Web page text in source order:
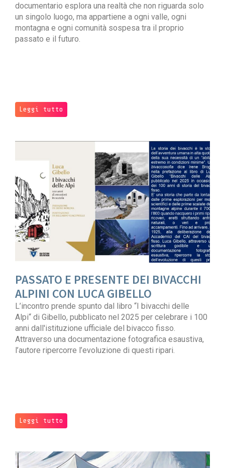
documentario esplora una realtà che non riguarda solo
un singolo luogo, ma appartiene a ogni valle, ogni
montagna e ogni comunità sospesa tra il proprio
passato e il futuro.
Leggi tutto
PASSATO E PRESENTE DEI BIVACCHI
ALPINI CON LUCA GIBELLO
L’incontro prende spunto dal libro “I bivacchi delle
Alpi“ di Gibello, pubblicato nel 2025 per celebrare i 100
anni dall'istituzione ufficiale del bivacco fisso.
Attraverso una documentazione fotografica esaustiva,
l’autore ripercorre l’evoluzione di questi ripari.
Leggi tutto